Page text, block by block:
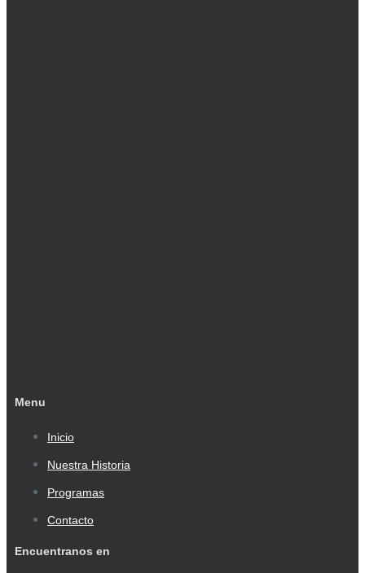
Menu
Inicio
Nuestra Historia
Programas
Contacto
Encuentranos en